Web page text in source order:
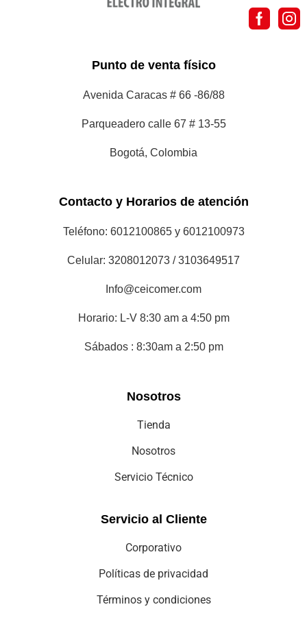
Punto de venta físico
Avenida Caracas # 66 -86/88
Parqueadero calle 67 # 13-55
Bogotá, Colombia
Contacto y Horarios de atención
Teléfono: 6012100865 y 6012100973
Celular: 3208012073 / 3103649517
Info@ceicomer.com
Horario: L-V 8:30 am a 4:50 pm
Sábados : 8:30am a 2:50 pm
Nosotros
Tienda
Nosotros
Servicio Técnico
Servicio al Cliente
Corporativo
Políticas de privacidad
Términos y condiciones